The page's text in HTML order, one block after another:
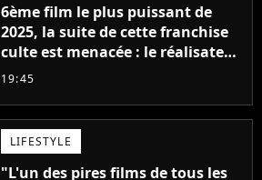
6ème film le plus puissant de
2025, la suite de cette franchise
culte est menacée : le réalisateur
claque la porte pour "différends
19:45
LIFESTYLE
"L'un des pires films de tous les